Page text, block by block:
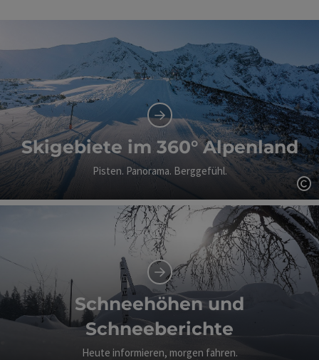
Skigebiete im 360° Alpenland
Pisten. Panorama. Berggefühl.
Schneehöhen und
Schneeberichte
Heute informieren, morgen fahren.